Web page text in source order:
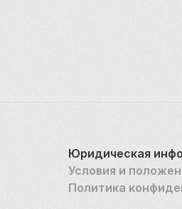
Юридическая
Условия и
Политика